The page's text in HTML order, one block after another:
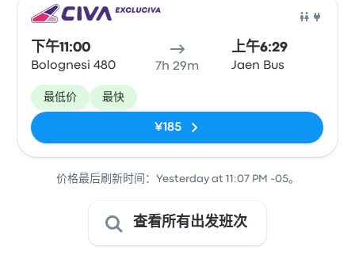
下午11:00
Bolognesi 480 7h 29m
上午6:29
Jaen Bus
最低价 最快
¥185
价格最后刷新时间：Yesterday at 11:07 PM -05。
查看所有出发班次